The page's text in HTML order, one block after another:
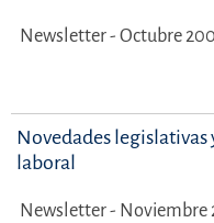
Newsletter - Octubre
Novedades legislativas
laboral
Newsletter - Noviembre